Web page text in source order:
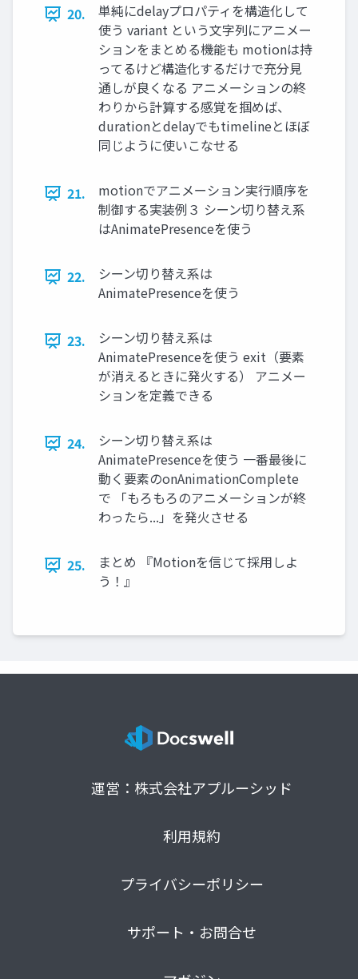
20.
単純にdelayプロパティを構造化して
使う variant という文字列にアニメー
ションをまとめる機能も motionは持
ってるけど構造化するだけで充分見
通しが良くなる アニメーションの終
わりから計算する感覚を掴めば、
durationとdelayでもtimelineとほぼ
同じように使いこなせる
21.
motionでアニメーション実行順序を
制御する実装例３ シーン切り替え系
はAnimatePresenceを使う
22.
シーン切り替え系は
AnimatePresenceを使う
23.
シーン切り替え系は
AnimatePresenceを使う exit（要素
が消えるときに発火する） アニメー
ションを定義できる
24.
シーン切り替え系は
AnimatePresenceを使う 一番最後に
動く要素のonAnimationComplete
で 「もろもろのアニメーションが終
わったら...」を発火させる
25.
まとめ 『Motionを信じて採用しよ
う！』
運営：株式会社アプルーシッド
利用規約
プライバシーポリシー
サポート・お問合せ